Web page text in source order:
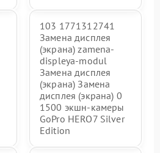
103 1771312741
Замена дисплея
(экрана) zamena-
displeya-modul
Замена дисплея
(экрана) Замена
дисплея (экрана) 0
1500 экшн-камеры
GoPro HERO7 Silver
Edition